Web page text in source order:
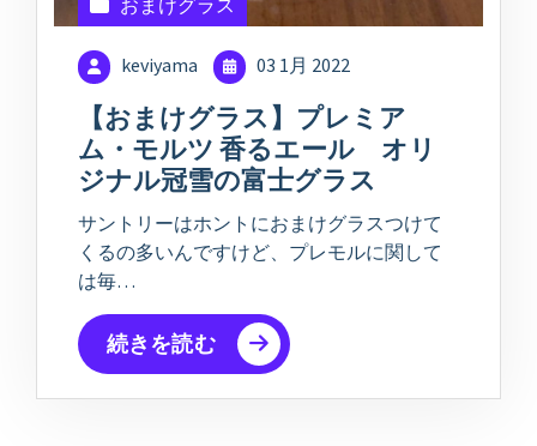
おまけグラス
keviyama 03 1月 2022
【おまけグラス】プレミア
ム・モルツ 香るエール オリ
ジナル冠雪の富士グラス
サントリーはホントにおまけグラスつけて
くるの多いんですけど、プレモルに関して
は毎…
続きを読む